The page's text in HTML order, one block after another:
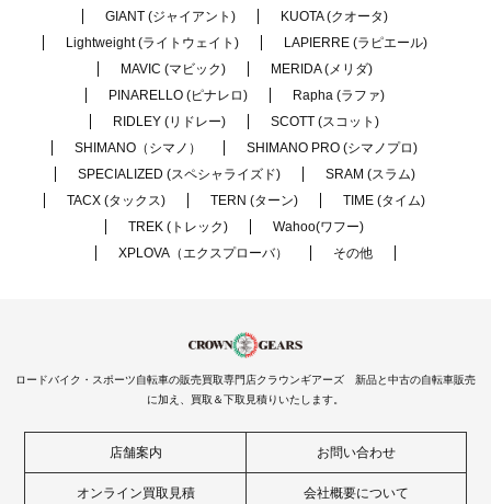
GIANT (ジャイアント)
KUOTA (クオータ)
Lightweight (ライトウェイト)
LAPIERRE (ラピエール)
MAVIC (マビック)
MERIDA (メリダ)
PINARELLO (ピナレロ)
Rapha (ラファ)
RIDLEY (リドレー)
SCOTT (スコット)
SHIMANO（シマノ）
SHIMANO PRO (シマノプロ)
SPECIALIZED (スペシャライズド)
SRAM (スラム)
TACX (タックス)
TERN (ターン)
TIME (タイム)
TREK (トレック)
Wahoo(ワフー)
XPLOVA（エクスプローバ）
その他
ロードバイク・スポーツ自転車の販売買取専門店クラウンギアーズ 新品と中古の自転車販売
に加え、買取＆下取見積りいたします。
店舗案内 お問い合わせ
オンライン買取見積 会社概要について